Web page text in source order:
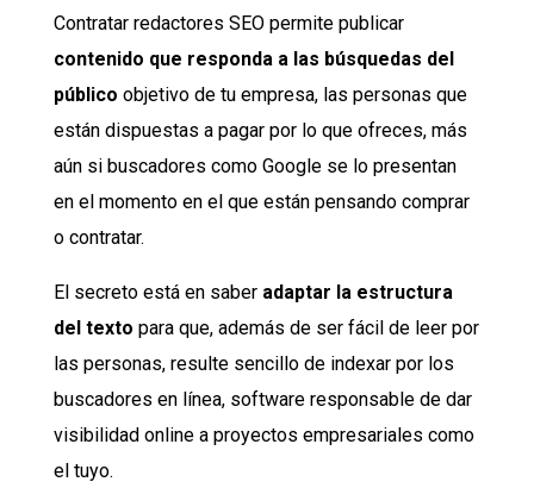
Contratar redactores SEO permite publicar
contenido que responda a las búsquedas del
público objetivo de tu empresa, las personas que
están dispuestas a pagar por lo que ofreces, más
aún si buscadores como Google se lo presentan
en el momento en el que están pensando comprar
o contratar.
El secreto está en saber adaptar la estructura
del texto para que, además de ser fácil de leer por
las personas, resulte sencillo de indexar por los
buscadores en línea, software responsable de dar
visibilidad online a proyectos empresariales como
el tuyo.